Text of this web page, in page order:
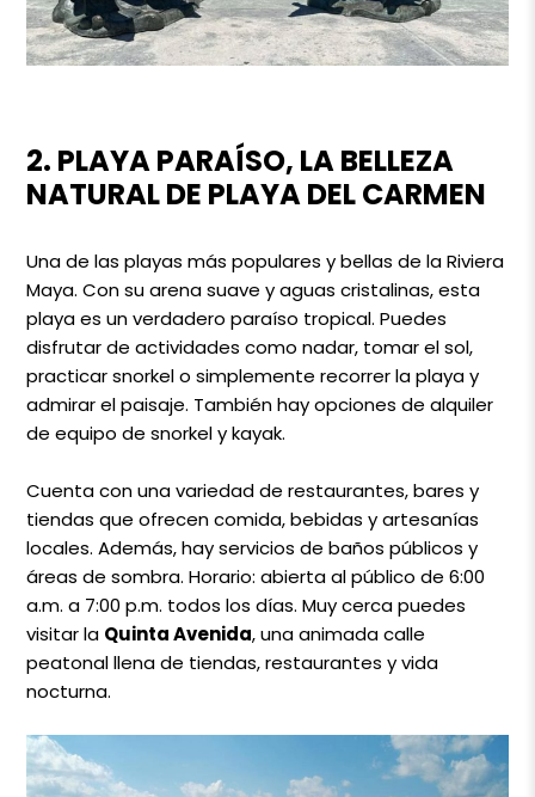
2. PLAYA PARAÍSO, LA BELLEZA
NATURAL DE PLAYA DEL CARMEN
Una de las playas más populares y bellas de la Riviera
Maya. Con su arena suave y aguas cristalinas, esta
playa es un verdadero paraíso tropical. Puedes
disfrutar de actividades como nadar, tomar el sol,
practicar snorkel o simplemente recorrer la playa y
admirar el paisaje. También hay opciones de alquiler
de equipo de snorkel y kayak.
Cuenta con una variedad de restaurantes, bares y
tiendas que ofrecen comida, bebidas y artesanías
locales. Además, hay servicios de baños públicos y
áreas de sombra. Horario: abierta al público de 6:00
a.m. a 7:00 p.m. todos los días. Muy cerca puedes
visitar la Quinta Avenida, una animada calle
peatonal llena de tiendas, restaurantes y vida
nocturna.